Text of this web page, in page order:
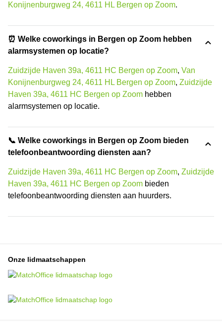
Konijnenburgweg 24, 4611 HL Bergen op Zoom.
⏰ Welke coworkings in Bergen op Zoom hebben
alarmsystemen op locatie?
Zuidzijde Haven 39a, 4611 HC Bergen op Zoom, Van
Konijnenburgweg 24, 4611 HL Bergen op Zoom, Zuidzijde
Haven 39a, 4611 HC Bergen op Zoom hebben
alarmsystemen op locatie.
📞 Welke coworkings in Bergen op Zoom bieden
telefoonbeantwoording diensten aan?
Zuidzijde Haven 39a, 4611 HC Bergen op Zoom, Zuidzijde
Haven 39a, 4611 HC Bergen op Zoom bieden
telefoonbeantwoording diensten aan huurders.
Onze lidmaatschappen